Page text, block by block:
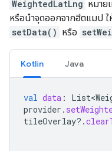
WeightedLatLng หมาย
หรือนำจุดออกจากฮีตแมป ใ
setData() หรือ
Kotlin Java
val data :
provider .
tileOverlay?.